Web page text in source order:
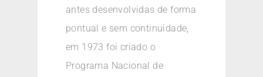
antes desenvolvidas de forma
pontual e sem continuidade,
em 1973 foi criado o
Programa Nacional de